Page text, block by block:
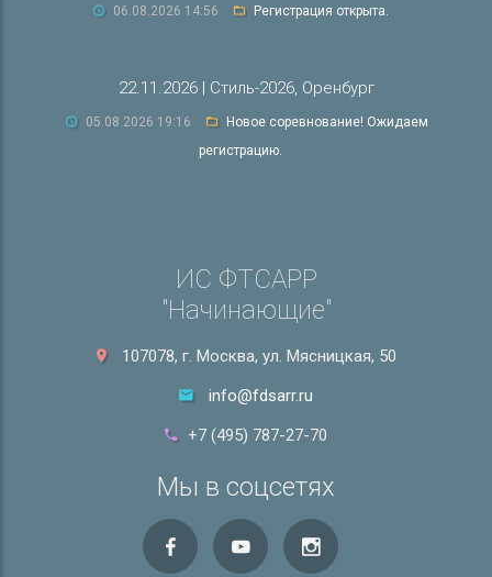
06.08.2026 14:56 Регистрация открыта.
22.11.2026 | Стиль-2026, Оренбург
05.08.2026 19:16
Новое соревнование! Ожидаем
регистрацию.
ИС ФТСАРР
"Начинающие"
107078, г. Москва, ул. Мясницкая, 50
info@fdsarr.ru
+7 (495) 787-27-70
Мы в соцсетях